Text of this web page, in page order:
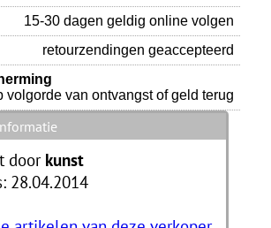
15-30 dagen geldig online volgen
retourzendingen geaccepteerd
volgorde van ontvangst of geld terug
doorkunst
28.04.2014